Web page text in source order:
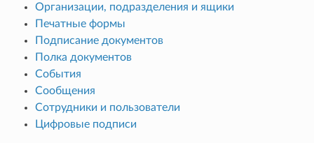
Организации, подразделения и ящики
Печатные формы
Подписание документов
Полка документов
События
Сообщения
Сотрудники и пользователи
Цифровые подписи